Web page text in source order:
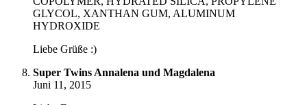
GLYCOL, XANTHAN GUM, ALUMINUM
HYDROXIDE
Liebe Grüße :)
Super Twins Annalena und Magdalena
Juni 11, 2015